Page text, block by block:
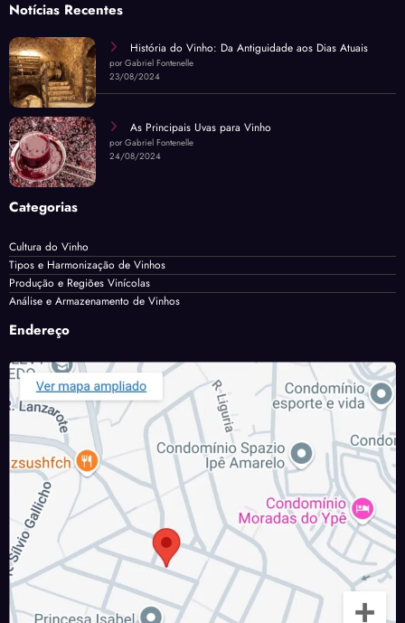
Notícias Recentes
História do Vinho: Da Antiguidade aos Dias Atuais
por Gabriel Fontenelle
23/08/2024
As Principais Uvas para Vinho
por Gabriel Fontenelle
24/08/2024
Categorias
Cultura do Vinho
Tipos e Harmonização de Vinhos
Produção e Regiões Vinícolas
Análise e Armazenamento de Vinhos
Endereço